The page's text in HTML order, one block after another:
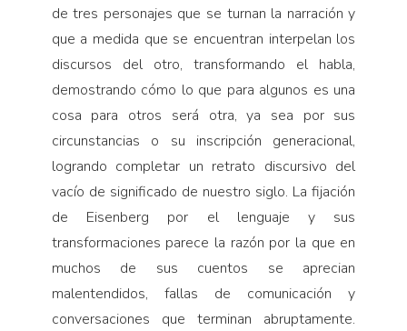
de tres personajes que se turnan la narración y
que a medida que se encuentran interpelan los
discursos del otro, transformando el habla,
demostrando cómo lo que para algunos es una
cosa para otros será otra, ya sea por sus
circunstancias o su inscripción generacional,
logrando completar un retrato discursivo del
vacío de significado de nuestro siglo. La fijación
de Eisenberg por el lenguaje y sus
transformaciones parece la razón por la que en
muchos de sus cuentos se aprecian
malentendidos, fallas de comunicación y
conversaciones que terminan abruptamente.